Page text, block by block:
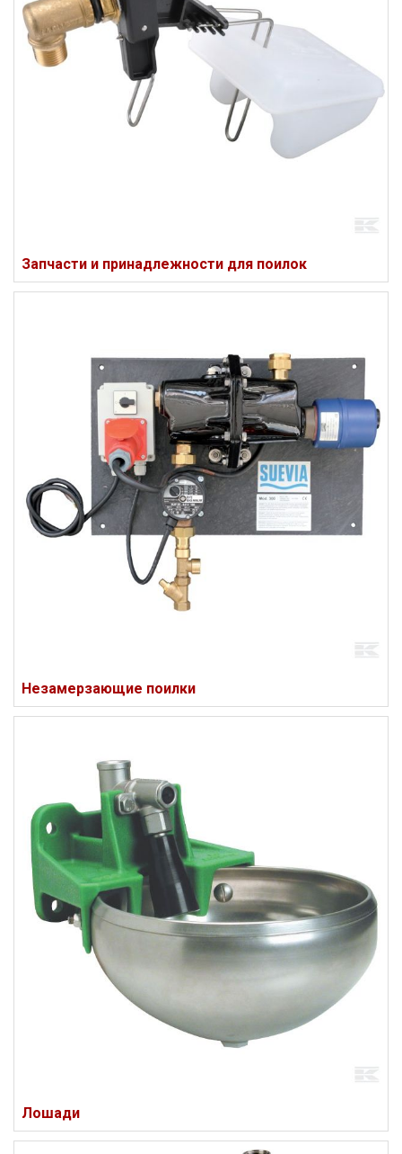
Запчасти и принадлежности для поилок
Незамерзающие поилки
Лошади